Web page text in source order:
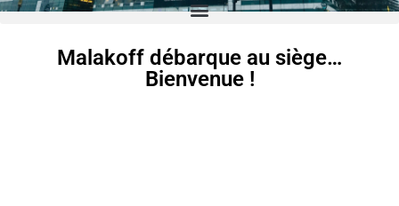
Malakoff débarque au siège…
Bienvenue !